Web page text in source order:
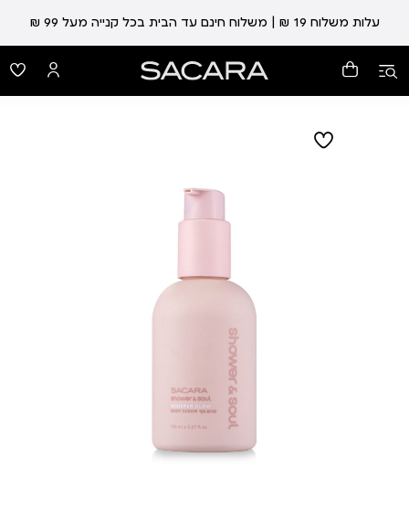
עלות משלוח 19 ₪ | משלוח חינם עד הבית בכל קנייה מעל 99 ₪